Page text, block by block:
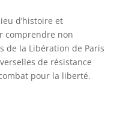
d’histoire et
comprendre non
de la Libération de Paris
de résistance
pour la liberté.